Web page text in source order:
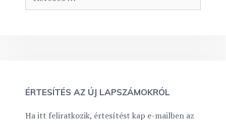
ÉRTESÍTÉS AZ ÚJ LAPSZÁMOKRÓL
Ha itt feliratkozik, értesítést kap e-mailben az